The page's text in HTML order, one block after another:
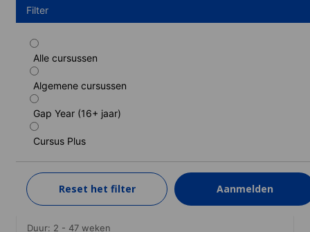
Filter
Alle cursussen
Algemene cursussen
Gap Year (16+ jaar)
Cursus Plus
Reset het filter Aanmelden
Praktische cursus Japans voor beginners
Duur: 4 weken
Niveaus: Absoluut beginner
4 weken
593 EUR
LEER MEER
Conversatie cursus Japanse
Duur: 2 - 47 weken